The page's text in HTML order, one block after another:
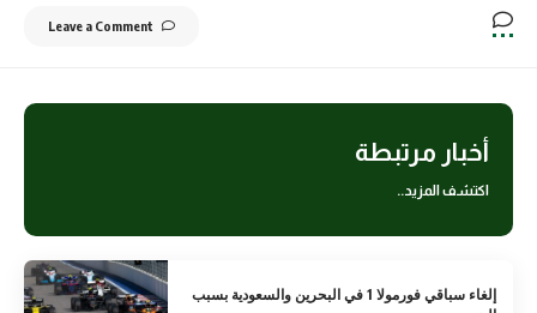
Leave a Comment
أخبار مرتبطة
اكتشف المزيد..
إلغاء سباقي فورمولا 1 في البحرين والسعودية بسبب